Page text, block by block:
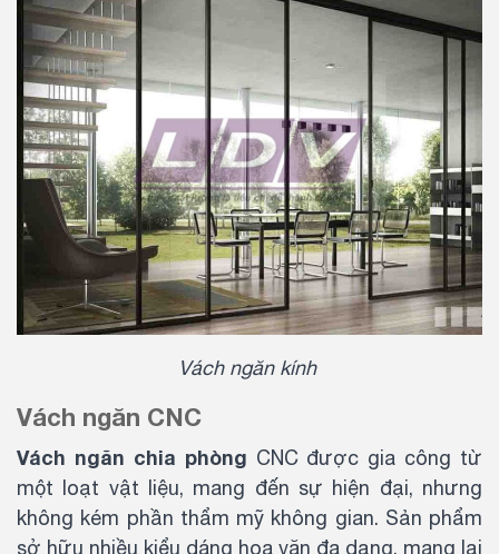
Vách ngăn kính
Vách ngăn CNC
Vách ngăn chia phòng CNC được gia công từ
một loạt vật liệu, mang đến sự hiện đại, nhưng
không kém phần thẩm mỹ không gian. Sản phẩm
sở hữu nhiều kiểu dáng hoa văn đa dạng, mang lại